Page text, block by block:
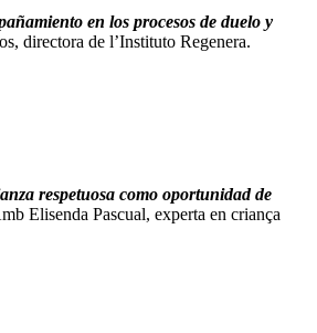
en los procesos de duelo y
directora de l’Instituto Regenera.
respetuosa como oportunidad de
Elisenda Pascual, experta en criança